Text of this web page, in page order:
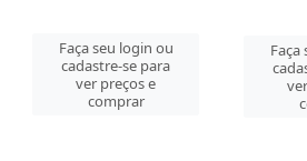
Faça seu login ou
cadastre-se para
ver preços e
comprar
Faça